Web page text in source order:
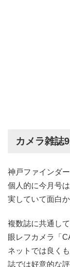
カメラ雑誌
神戸ファインダ
個人的に今月号
実していて面白か
複数誌に共通し
眼レフカメラ「
ネットでは良く
誌では好意的な